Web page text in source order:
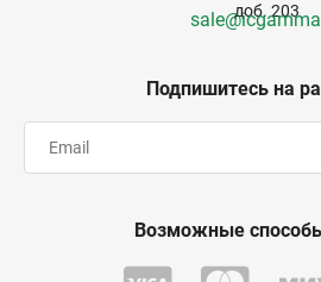
Подпишитесь на
доб. 203
Возможные